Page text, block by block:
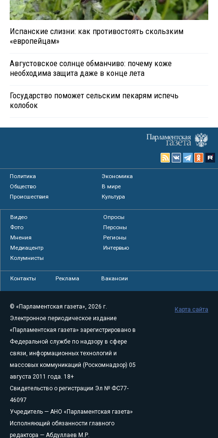
Испанские слизни: как противостоять скользким
«европейцам»
Августовское солнце обманчиво: почему коже
необходима защита даже в конце лета
Государство поможет сельским пекарям испечь
колобок
Политика
Экономика
Общество
В мире
Происшествия
Культура
Видео
Опросы
Фото
Персоны
Мнения
Регионы
Медиацентр
Интервью
Колумнисты
Контакты Реклама Вакансии
© «Парламентская газета», 2026 г.
Электронное периодическое издание
«Парламентская газета» зарегистрировано в
Федеральной службе по надзору в сфере
связи, информационных технологий и
массовых коммуникаций (Роскомнадзор) 05
августа 2011 года. 18+
Свидетельство о регистрации Эл № ФС77-
46097
Учредитель — АНО «Парламентская газета»
Исполняющий обязанности главного
редактора — Абдуллаев М.Р.
Карта сайта